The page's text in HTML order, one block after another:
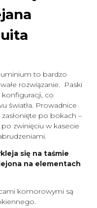
to bardzo
rozwiązanie. Paski
co
światła. Prowadnice
po bokach –
zwinięciu w kasecie
się na taśmie
na elementach
komorowymi są